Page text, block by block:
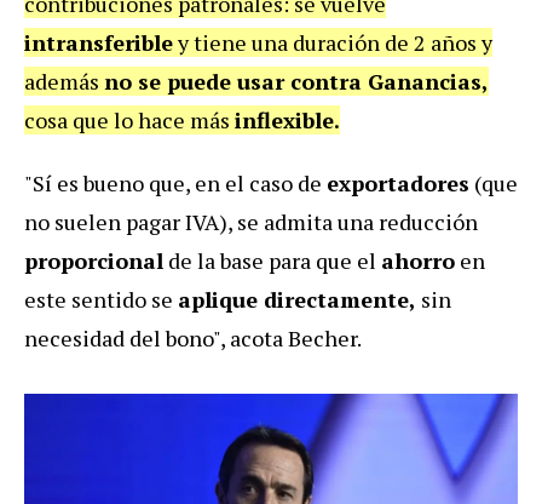
intransferibley tiene una duración de 2 años y
además no se puede usar contra Ganancias,
cosa que lo hace más inflexible.
"Sí es bueno que, en el caso de exportadores (que
no suelen pagar IVA), se admita una reducción
proporcional de la base para que el ahorro en
este sentido se aplique directamente, sin
necesidad del bono", acota Becher.